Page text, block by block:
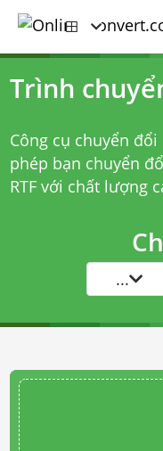
Trình
Công cụ chuyển
phép bạn chuyển
RTF với chất lượng
...